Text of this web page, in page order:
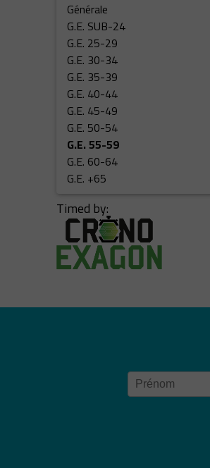
Générale
G.E. SUB-24
G.E. 25-29
G.E. 30-34
G.E. 35-39
G.E. 40-44
G.E. 45-49
G.E. 50-54
G.E. 55-59
G.E. 60-64
G.E. +65
Timed by: